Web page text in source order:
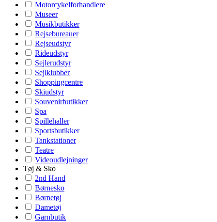
Motorcykelforhandlere
Museer
Musikbutikker
Rejsebureauer
Rejseudstyr
Rideudstyr
Sejlerudstyr
Sejlklubber
Shoppingcentre
Skiudstyr
Souvenirbutikker
Spa
Spillehaller
Sportsbutikker
Tankstationer
Teatre
Videoudlejninger
Tøj & Sko
2nd Hand
Børnesko
Børnetøj
Dametøj
Garnbutik